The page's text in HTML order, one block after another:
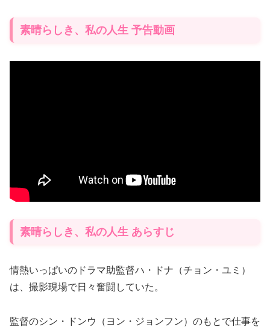
素晴らしき、私の人生 予告動画
素晴らしき、私の人生 あらすじ
情熱いっぱいのドラマ助監督ハ・ドナ（チョン・ユミ）
は、撮影現場で日々奮闘していた。
監督のシン・ドンウ（ヨン・ジョンフン）のもとで仕事を